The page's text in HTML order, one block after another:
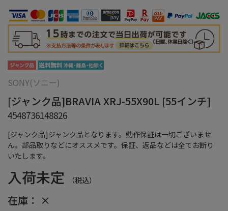
[ジャンク品]ジャンク品となります。動作保証は一切ございませ
ん。部品取りなどにオススメです。保証、返品などは全てお断り
いたします。
SONY(ソニー)
[ジャンク品]BRAVIA XRJ-55X90L [55インチ]
4548736148826
入荷未定 （税込）
在庫： ×